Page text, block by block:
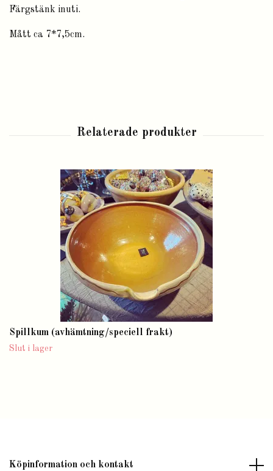
Färgstänk inuti.
Mått ca 7*7,5cm.
Spillkum (avhämtning/speciell frakt)
Slut i lager
Köpinformation och kontakt